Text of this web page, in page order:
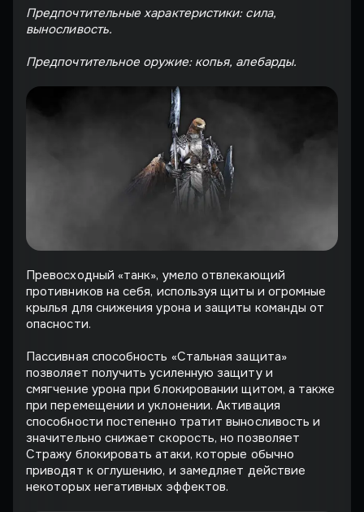
Предпочтительные характеристики: сила,
выносливость.
Предпочтительное оружие: копья, алебарды.
Превосходный «танк», умело отвлекающий
противников на себя, используя щиты и огромные
крылья для снижения урона и защиты команды от
опасности.
Пассивная способность «Стальная защита»
позволяет получить усиленную защиту и
смягчение урона при блокировании щитом, а также
при перемещении и уклонении. Активация
способности постепенно тратит выносливость и
значительно снижает скорость, но позволяет
Стражу блокировать атаки, которые обычно
приводят к оглушению, и замедляет действие
некоторых негативных эффектов.